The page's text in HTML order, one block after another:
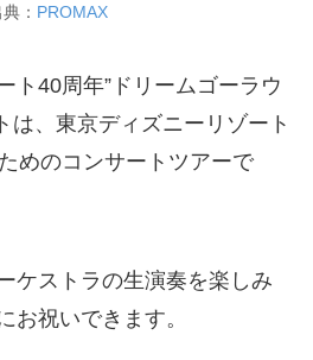
： PROMAX
ト40周年”ドリームゴーラウ
は、東京ディズニーリゾート
めのコンサートツアーで
ケストラの生演奏を楽しみ
お祝いできます。